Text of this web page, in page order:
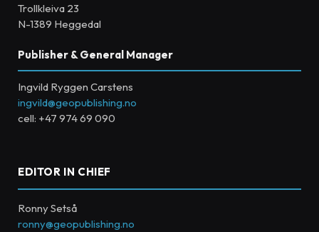
Trollkleiva 23
N-1389 Heggedal
Publisher & General Manager
Ingvild Ryggen Carstens
ingvild@geopublishing.no
cell: +47 974 69 090
EDITOR IN CHIEF
Ronny Setså
ronny@geopublishing.no